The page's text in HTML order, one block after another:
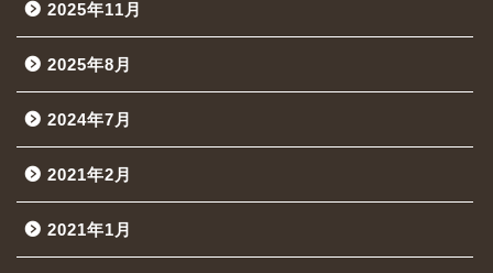
2025年11月
2025年8月
2024年7月
2021年2月
2021年1月